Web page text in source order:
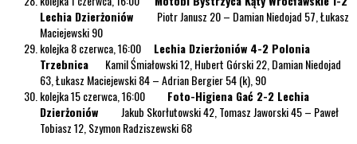
Lechia Dzierżoniów Piotr Janusz 20 – Damian Niedojad 57, Łukasz
Maciejewski 90
kolejka 8 czerwca, 16:00
Lechia Dzierżoniów 4-2 Polonia
Trzebnica Kamil Śmiałowski 12, Hubert Górski 22, Damian Niedojad
63, Łukasz Maciejewski 84 – Adrian Bergier 54 (k), 90
kolejka 15 czerwca, 16:00
Foto-Higiena Gać 2-2 Lechia
Dzierżoniów
Jakub Skorłutowski 42, Tomasz Jaworski 45 – Paweł
Tobiasz 12, Szymon Radziszewski 68